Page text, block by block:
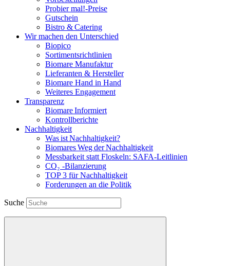
Probier mal!-Preise
Gutschein
Bistro & Catering
Wir machen den Unterschied
Biopico
Sortimentsrichtlinien
Biomare Manufaktur
Lieferanten & Hersteller
Biomare Hand in Hand
Weiteres Engagement
Transparenz
Biomare Informiert
Kontrollberichte
Nachhaltigkeit
Was ist Nachhaltigkeit?
Biomares Weg der Nachhaltigkeit
Messbarkeit statt Floskeln: SAFA-Leitlinien
CO₂ -Bilanzierung
TOP 3 für Nachhaltigkeit
Forderungen an die Politik
Suche